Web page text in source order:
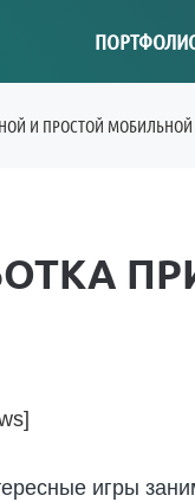
И ПРОСТОЙ
игры